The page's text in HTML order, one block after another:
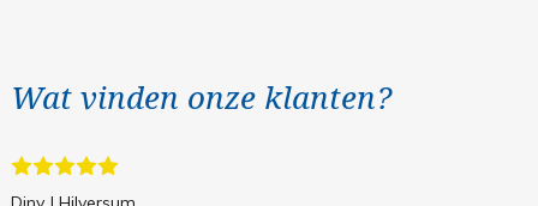
Wat vinden onze klanten?